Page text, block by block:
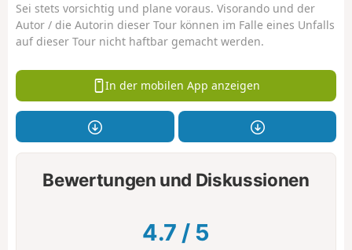
Sei stets vorsichtig und plane voraus. Visorando und der
Autor / die Autorin dieser Tour können im Falle eines Unfalls
auf dieser Tour nicht haftbar gemacht werden.
In der mobilen App anzeigen
Bewertungen und Diskussionen
4.7 / 5